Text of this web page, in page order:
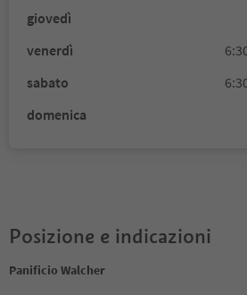
giovedì
venerdì
sabato
domenica
Posizione e indicazioni
Panificio Walcher